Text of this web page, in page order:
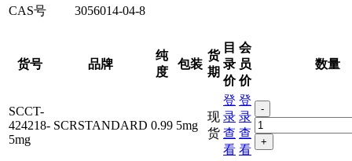
CAS号
3056014-04-8
货号 品牌
纯
度
包装
货
期
目
录
价
会
员
价
数量
SCCT-
424218-
5mg
SCRSTANDARD 0.99 5mg
现
货
登
录
查
看
登
录
查
看
-
+